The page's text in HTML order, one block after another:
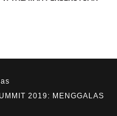
2019: MENGGALAS